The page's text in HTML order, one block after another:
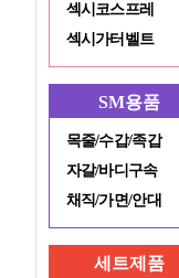
섹시코스프레
섹시가터벨트
SM용품
목줄/수갑/족갑
자갈/바디구속
채직/가면/안대
세트제품